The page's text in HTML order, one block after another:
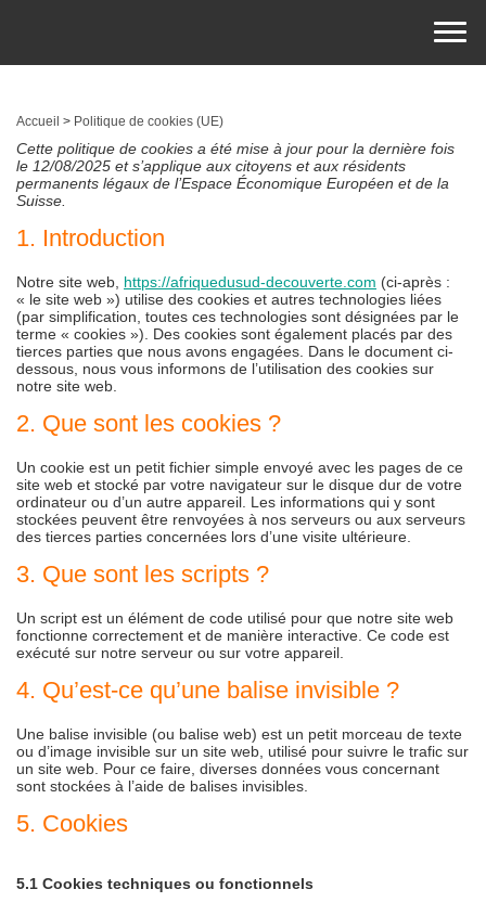
Accueil > Politique de cookies (UE)
Cette politique de cookies a été mise à jour pour la dernière fois
le 12/08/2025 et s’applique aux citoyens et aux résidents
permanents légaux de l’Espace Économique Européen et de la
Suisse.
1. Introduction
Notre site web, https://afriquedusud-decouverte.com (ci-après :
« le site web ») utilise des cookies et autres technologies liées
(par simplification, toutes ces technologies sont désignées par le
terme « cookies »). Des cookies sont également placés par des
tierces parties que nous avons engagées. Dans le document ci-
dessous, nous vous informons de l’utilisation des cookies sur
notre site web.
2. Que sont les cookies ?
Un cookie est un petit fichier simple envoyé avec les pages de ce
site web et stocké par votre navigateur sur le disque dur de votre
ordinateur ou d’un autre appareil. Les informations qui y sont
stockées peuvent être renvoyées à nos serveurs ou aux serveurs
des tierces parties concernées lors d’une visite ultérieure.
3. Que sont les scripts ?
Un script est un élément de code utilisé pour que notre site web
fonctionne correctement et de manière interactive. Ce code est
exécuté sur notre serveur ou sur votre appareil.
4. Qu’est-ce qu’une balise invisible ?
Une balise invisible (ou balise web) est un petit morceau de texte
ou d’image invisible sur un site web, utilisé pour suivre le trafic sur
un site web. Pour ce faire, diverses données vous concernant
sont stockées à l’aide de balises invisibles.
5. Cookies
5.1 Cookies techniques ou fonctionnels